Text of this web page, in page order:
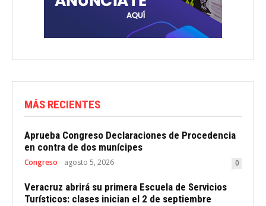
MÁS RECIENTES
Aprueba Congreso Declaraciones de Procedencia
en contra de dos munícipes
Congreso agosto 5, 2026 0
Veracruz abrirá su primera Escuela de Servicios
Turísticos: clases inician el 2 de septiembre